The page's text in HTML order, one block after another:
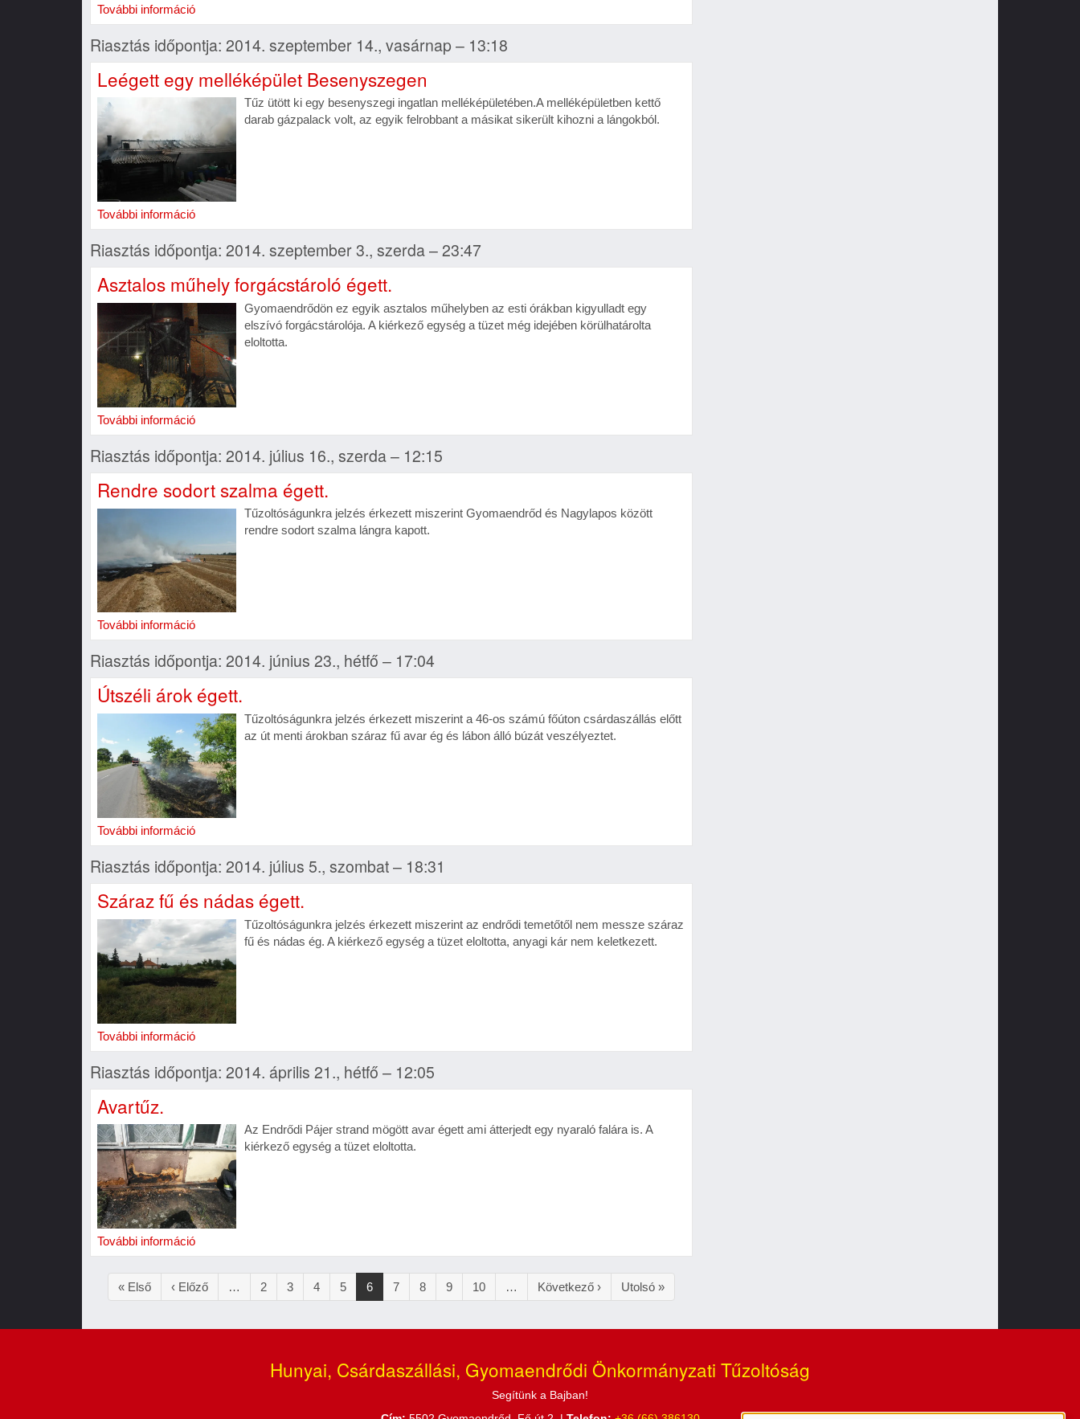
További információ
Riasztás időpontja: 2014. szeptember 14., vasárnap – 13:18
Leégett egy melléképület Besenyszegen
Tűz ütött ki egy besenyszegi ingatlan melléképületében.A melléképületben kettő
darab gázpalack volt, az egyik felrobbant a másikat sikerült kihozni a lángokból.
További információ
Riasztás időpontja: 2014. szeptember 3., szerda – 23:47
Asztalos műhely forgácstároló égett.
Gyomaendrődön ez egyik asztalos műhelyben az esti órákban kigyulladt egy
elszívó forgácstárolója. A kiérkező egység a tüzet még idejében körülhatárolta
eloltotta.
További információ
Riasztás időpontja: 2014. július 16., szerda – 12:15
Rendre sodort szalma égett.
Tűzoltóságunkra jelzés érkezett miszerint Gyomaendrőd és Nagylapos között
rendre sodort szalma lángra kapott.
További információ
Riasztás időpontja: 2014. június 23., hétfő – 17:04
Útszéli árok égett.
Tűzoltóságunkra jelzés érkezett miszerint a 46-os számú főúton csárdaszállás előtt
az út menti árokban száraz fű avar ég és lábon álló búzát veszélyeztet.
További információ
Riasztás időpontja: 2014. július 5., szombat – 18:31
Száraz fű és nádas égett.
Tűzoltóságunkra jelzés érkezett miszerint az endrődi temetőtől nem messze száraz
fű és nádas ég. A kiérkező egység a tüzet eloltotta, anyagi kár nem keletkezett.
További információ
Riasztás időpontja: 2014. április 21., hétfő – 12:05
Avartűz.
Az Endrődi Pájer strand mögött avar égett ami átterjedt egy nyaraló falára is. A
kiérkező egység a tüzet eloltotta.
További információ
Oldalszámozás
Első
oldal
« Első
Előző
oldal
‹ Előző … Oldal
2 Oldal
3 Oldal
4 Oldal
5
Jelenlegi
oldal
6 Oldal
7 Oldal
8 Oldal
9 Oldal
10 …
Következő
oldal
Következő ›
Utolsó
oldal
Utolsó »
Hunyai, Csárdaszállási, Gyomaendrődi Önkormányzati Tűzoltóság
Segítünk a Bajban!